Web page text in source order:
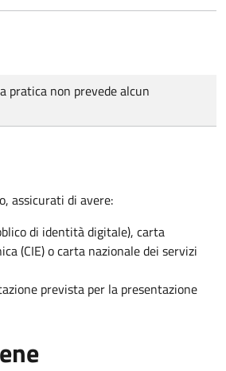
pratica non prevede alcun
assicurati di avere:
di identità digitale), carta
(CIE) o carta nazionale dei servizi
prevista per la presentazione